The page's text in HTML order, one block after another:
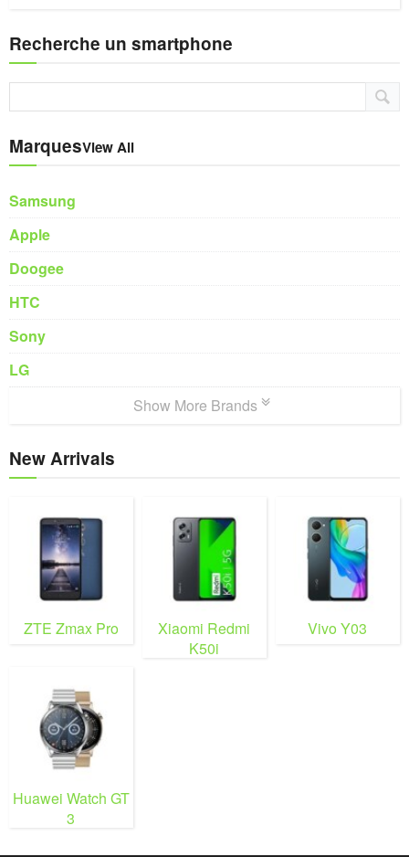
Recherche un smartphone
MarquesView All
Samsung
Apple
Doogee
HTC
Sony
LG
Show More Brands
New Arrivals
ZTE Zmax Pro
Xiaomi Redmi
K50i
Vivo Y03
Huawei Watch GT
3